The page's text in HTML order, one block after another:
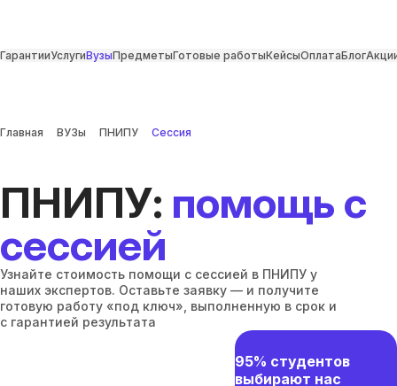
ГарантииУслугиВузыПредметыГотовые работыКейсыОплатаБлог
Главная ВУЗы ПНИПУ Сессия
ПНИПУ: помощь с
сессией
Узнайте стоимость помощи с сессией в ПНИПУ у
наших экспертов. Оставьте заявку — и получите
готовую работу «под ключ», выполненную в срок и
с гарантией результата
95% студентов
выбирают нас